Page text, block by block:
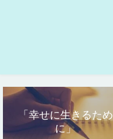
「幸せに生きるため
に」